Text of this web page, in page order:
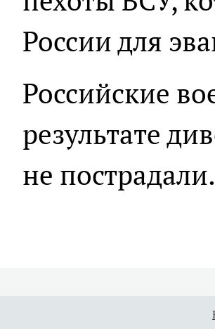
России для
Российские
результате
не пострадали.